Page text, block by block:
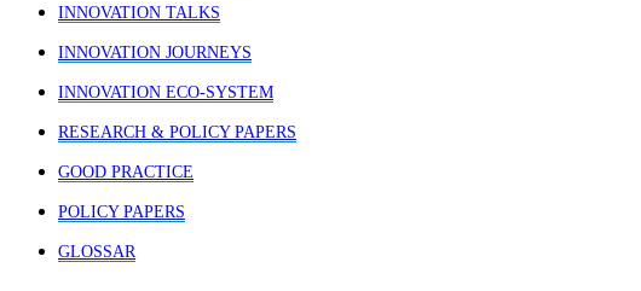
INNOVATION TALKS
INNOVATION JOURNEYS
INNOVATION ECO-SYSTEM
RESEARCH & POLICY PAPERS
GOOD PRACTICE
POLICY PAPERS
GLOSSAR